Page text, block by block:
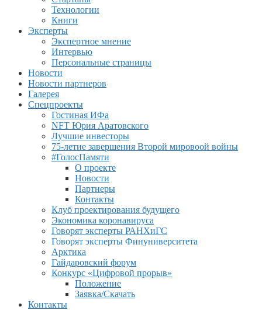
Технологии
Книги
Эксперты
Экспертное мнение
Интервью
Персональные страницы
Новости
Новости партнеров
Галерея
Спецпроекты
Гостиная ИФа
NFT Юрия Аратовского
Лучшие инвесторы
75-летие завершения Второй мировоой войны
#ГолосПамяти
О проекте
Новости
Партнеры
Контакты
Клуб проектирования будущего
Экономика коронавируса
Говорят эксперты РАНХиГС
Говорят эксперты Финуниверситета
Арктика
Гайдаровский форум
Конкурс «Цифровой прорыв»
Положение
Заявка/Скачать
Контакты